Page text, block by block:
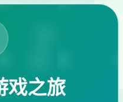
戏之旅